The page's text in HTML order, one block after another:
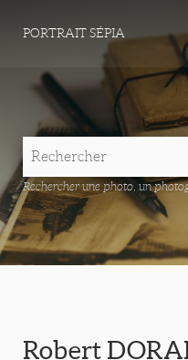
PORTRAIT SÉPIA
Rechercher une photo, un
Robert